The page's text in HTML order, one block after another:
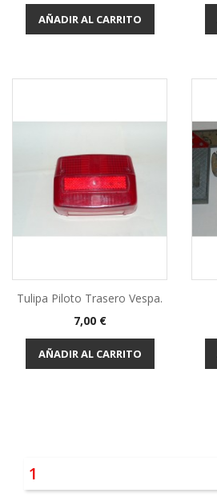
AÑADIR AL CARRITO
Tulipa Piloto Trasero Vespa.
Precio
7,00 €
AÑADIR AL CARRITO
1